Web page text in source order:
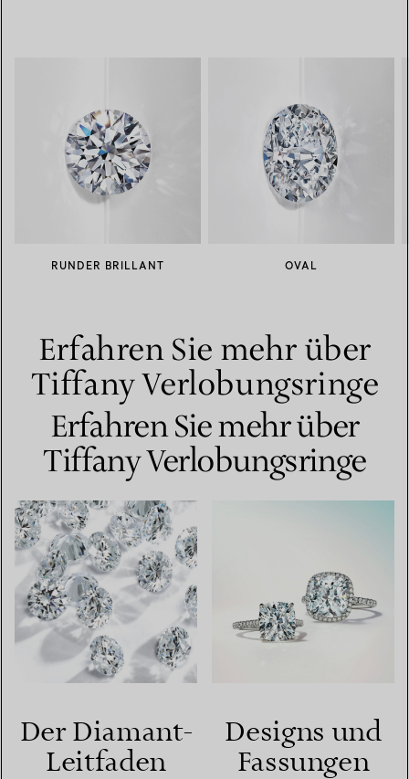
RUNDER BRILLANT OVAL
Erfahren Sie mehr über
Tiffany Verlobungsringe
Erfahren Sie mehr über
Tiffany Verlobungsringe
Der Diamant-
Leitfaden
Designs und
Fassungen